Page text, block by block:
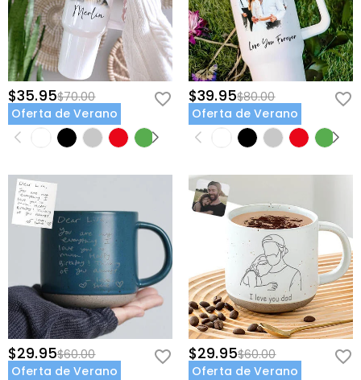
$35.95$70.00
Oferta de Verano
$39.95$80.00
Oferta de Verano
$29.95$60.00
Oferta de Verano
$29.95$60.00
Oferta de Verano